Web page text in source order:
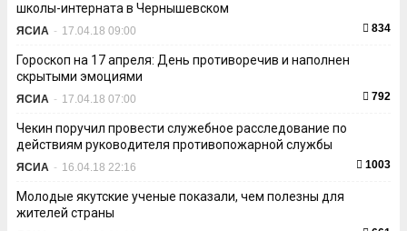
школы-интерната в Чернышевском
ЯСИА - 17.04.18 09:00 834
Гороскоп на 17 апреля: День противоречив и наполнен
скрытыми эмоциями
ЯСИА - 17.04.18 07:00 792
Чекин поручил провести служебное расследование по
действиям руководителя противопожарной службы
ЯСИА - 16.04.18 22:16 1003
Молодые якутские ученые показали, чем полезны для
жителей страны